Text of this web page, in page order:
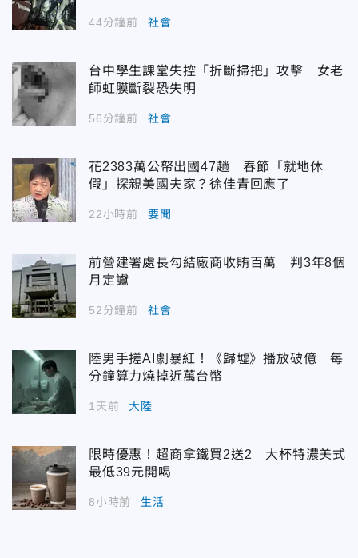
44分鐘前 社會
台中學生課堂失控「折斷掃把」攻擊 女老
師虹膜斷裂恐失明
56分鐘前 社會
花2383萬公帑出國47趟 春節「就地休
假」探親美國夫家？徐佳青回應了
22小時前 要聞
前營建署處長勾結廠商收賄百萬 判3年8個
月定讞
52分鐘前 社會
陸男手搓AI劇暴紅！《歸墟》播放破億 每
分鐘算力燒掉近萬台幣
1天前 大陸
限時優惠！超商拿鐵買2送2 大杯特濃美式
最低39元開喝
8小時前 生活